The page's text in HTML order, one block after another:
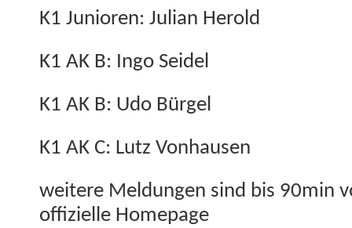
K1 Junioren: Julian Herold
K1 AK B: Ingo Seidel
K1 AK B: Udo Bürgel
K1 AK C: Lutz Vonhausen
weit­ere Mel­dun­gen sind bis 90min
offizielle Homepage